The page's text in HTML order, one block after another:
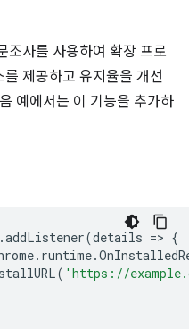
조사를 사용하여 확장 프로
제공하고 유지율을 개선
예에서는 이 기능을 추가하
.addListener(details => {
. runtime.
( 'https://